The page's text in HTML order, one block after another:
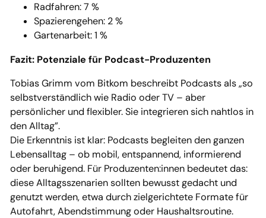
Radfahren: 7 %
Spazierengehen: 2 %
Gartenarbeit: 1 %
Fazit: Potenziale für Podcast-Produzenten
Tobias Grimm vom Bitkom beschreibt Podcasts als „so
selbstverständlich wie Radio oder TV – aber
persönlicher und flexibler. Sie integrieren sich nahtlos in
den Alltag”.
Die Erkenntnis ist klar: Podcasts begleiten den ganzen
Lebensalltag – ob mobil, entspannend, informierend
oder beruhigend. Für Produzenten:innen bedeutet das:
diese Alltagsszenarien sollten bewusst gedacht und
genutzt werden, etwa durch zielgerichtete Formate für
Autofahrt, Abendstimmung oder Haushaltsroutine.